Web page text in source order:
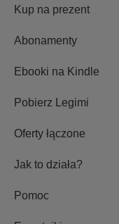
Kup na prezent
Abonamenty
Ebooki na Kindle
Pobierz Legimi
Oferty łączone
Jak to działa?
Pomoc